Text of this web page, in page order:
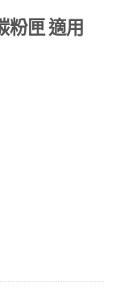
粉匣 適用
M283FDW 數量